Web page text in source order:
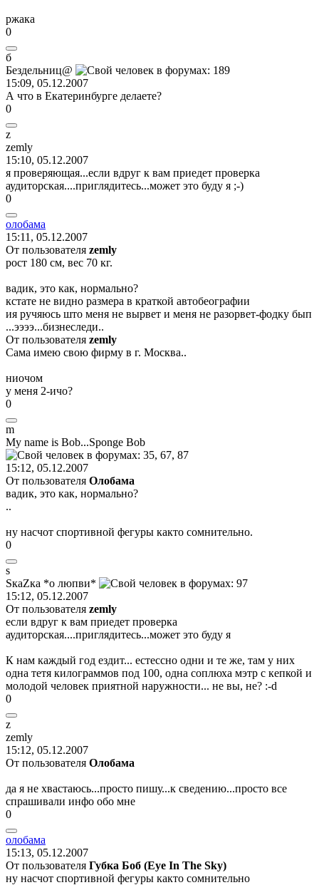
ржака
0
б
Бездельниц@
15:09, 05.12.2007
А что в Екатеринбурге делаете?
0
z
zemly
15:10, 05.12.2007
я проверяющая...если вдруг к вам приедет проверка
аудиторская....приглядитесь...может это буду я ;-)
0
олобама
15:11, 05.12.2007
От пользователя zemly
рост 180 см, вес 70 кг.
вадик, это как, нормально?
кстате не видно размера в краткой автобеографии
ия ручяюсь што меня не вырвет и меня не разорвет-фодку бып
...ээээ...бизнеследи..
От пользователя zemly
Сама имею свою фирму в г. Москва..
ниочом
у меня 2-ичо?
0
m
My name is Bob...Sponge Bob
15:12, 05.12.2007
От пользователя Олобама
вадик, это как, нормально?
..
ну насчот спортивной фегуры както сомнительно.
0
s
SкаZка *о люпви*
15:12, 05.12.2007
От пользователя zemly
если вдруг к вам приедет проверка
аудиторская....приглядитесь...может это буду я
К нам каждый год ездит... естессно одни и те же, там у них
одна тетя килограммов под 100, одна соплюха мэтр с кепкой и
молодой человек приятной наружности... не вы, не? :-d
0
z
zemly
15:12, 05.12.2007
От пользователя Олобама
да я не хвастаюсь...просто пишу...к сведению...просто все
спрашивали инфо обо мне
0
олобама
15:13, 05.12.2007
От пользователя Губка Боб (Eye In The Sky)
ну насчот спортивной фегуры както сомнительно